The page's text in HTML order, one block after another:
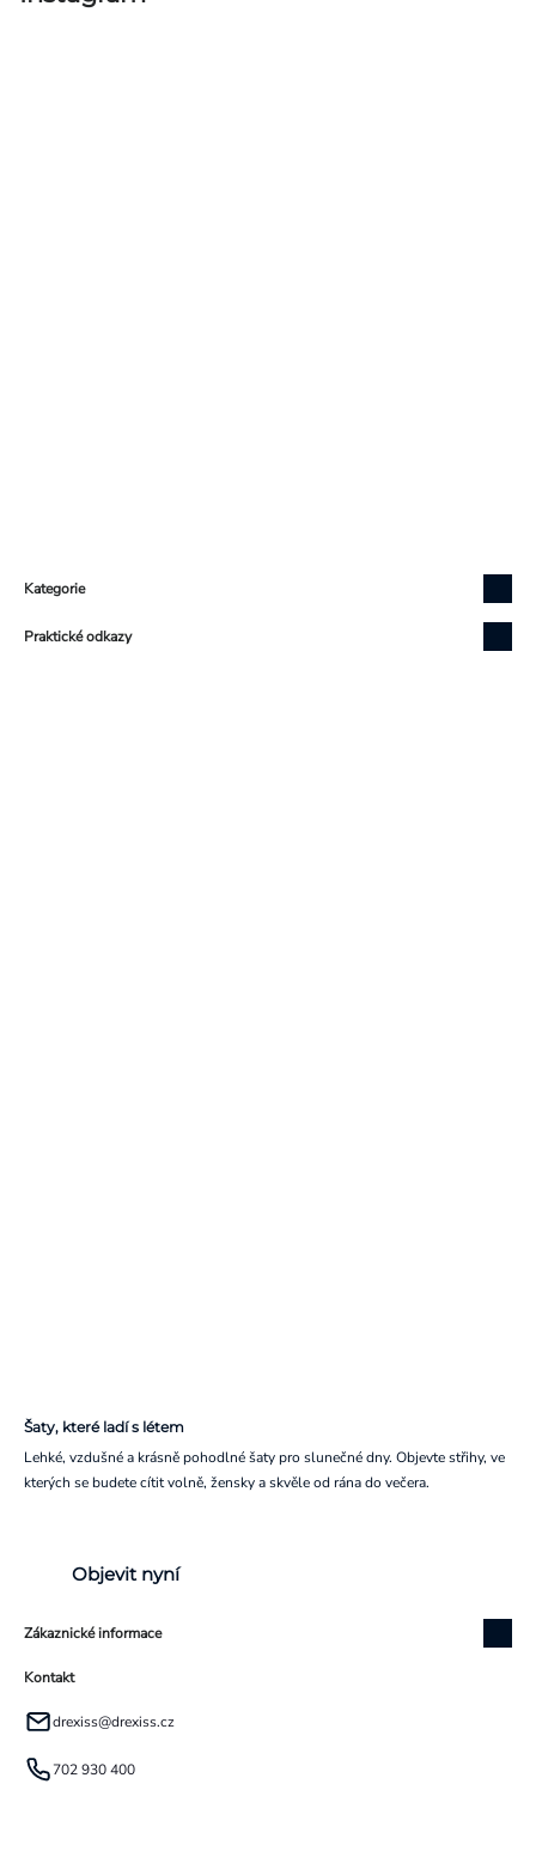
Kategorie
Praktické odkazy
Šaty, které ladí s létem
Lehké, vzdušné a krásně pohodlné šaty pro slunečné dny. Objevte střihy, ve
kterých se budete cítit volně, žensky a skvěle od rána do večera.
Objevit nyní
Zákaznické informace
Kontakt
drexiss@drexiss.cz
702 930 400